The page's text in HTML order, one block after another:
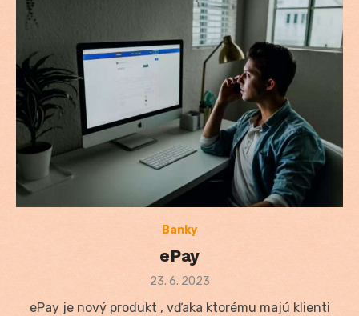
Banky
ePay
Posted
23. 6. 2023
ePay je nový produkt , vďaka ktorému majú klienti